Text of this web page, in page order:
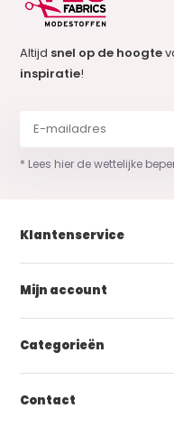
Altijd snel op de hoogte
inspiratie!
* Lees hier de wettelijke
Klantenservice
Mijn account
Categorieën
Contact